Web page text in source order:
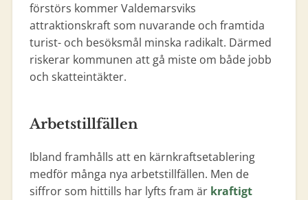
förstörs kommer Valdemarsviks
attraktionskraft som nuvarande och framtida
turist- och besöksmål minska radikalt. Därmed
riskerar kommunen att gå miste om både jobb
och skatteintäkter.
Arbetstillfällen
Ibland framhålls att en kärnkraftsetablering
medför många nya arbetstillfällen. Men de
siffror som hittills har lyfts fram är kraftigt